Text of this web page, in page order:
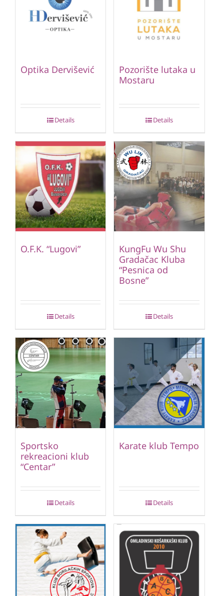
Optika Dervišević
Details
Pozorište lutaka u
Mostaru
Details
O.F.K. “Lugovi”
Details
KungFu Wu Shu
Gradačac Kluba
“Pesnica od
Bosne”
Details
Sportsko
rekreacioni klub
“Centar”
Details
Karate klub Tempo
Details